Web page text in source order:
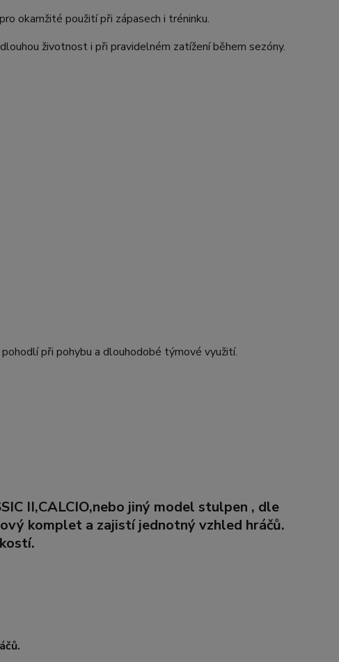
okamžité použití při zápasech i tréninku.
životnost i při pravidelném zatížení během sezóny.
při pohybu a dlouhodobé týmové využití.
II,CALCIO,nebo jiný model stulpen , dle
komplet a zajistí jednotný vzhled hráčů.